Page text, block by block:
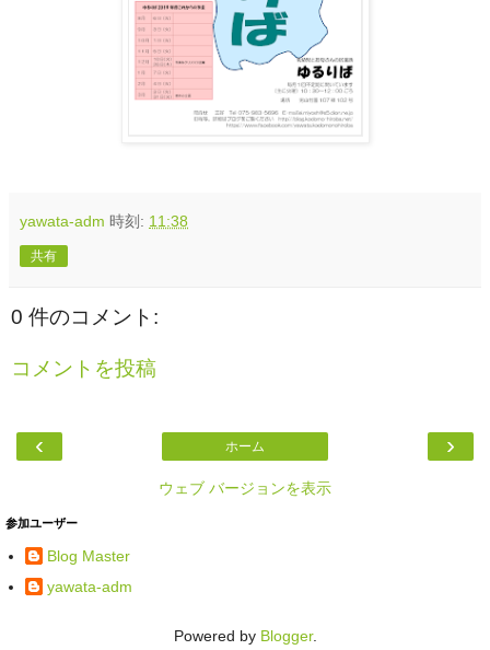
yawata-adm 時刻: 11:38
共有
0 件のコメント:
コメントを投稿
‹ ›
ホーム
ウェブ バージョンを表示
参加ユーザー
Blog Master
yawata-adm
Powered by Blogger.